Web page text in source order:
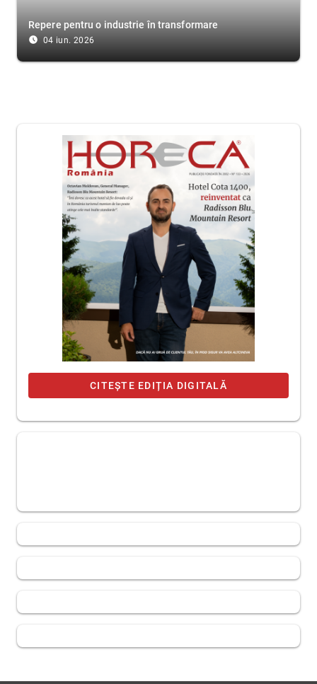
Repere pentru o industrie în transformare
access_time_filled 04 iun. 2026
CITEȘTE EDIȚIA DIGITALĂ